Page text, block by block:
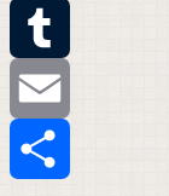
Twitter
Tumblr
Email